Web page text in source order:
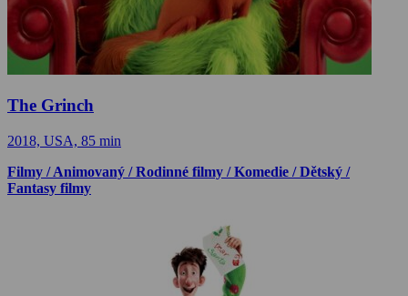
The Grinch
2018, USA, 85 min
Filmy / Animovaný / Rodinné filmy / Komedie / Dětský /
Fantasy filmy